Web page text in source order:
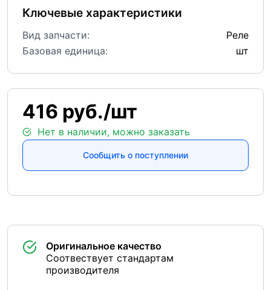
416 руб./шт
Нет в наличии, можно заказать
Сообщить о поступлении
Ключевые характеристики
Вид запчасти:
Реле
Базовая единица:
шт
Оригинальное качество
Соотвествует стандартам
производителя